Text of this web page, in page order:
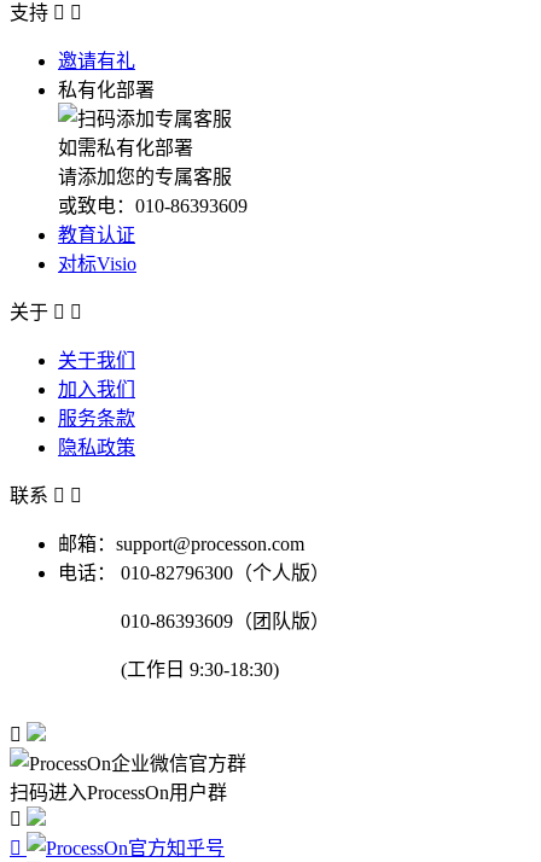
支持  
邀请有礼
私有化部署
如需私有化部署
请添加您的专属客服
或致电：010-86393609
教育认证
对标Visio
关于  
关于我们
加入我们
服务条款
隐私政策
联系  
邮箱：support@processon.com
电话：
010-82796300（个人版）
010-86393609（团队版）
(工作日 9:30-18:30)

扫码进入ProcessOn用户群

